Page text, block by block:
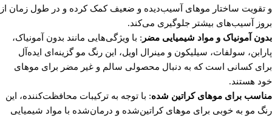
و تقویت ساختار موهای آسیب‌دیده و ضعیف کمک کرده و در طول زمان از
بروز آسیب‌های بیشتر جلوگیری می‌کند.
بدون آمونیاک و مواد شیمیایی مضر : با ویژگی‌هایی مانند بدون آمونیاک،
پارابن، سولفات، سیلیکون و مینرال اویل، این رنگ مو گزینه‌ای ایده‌آل
برای کسانی است که به دنبال محصولی سالم و غیر مضر برای موهای
خود هستند.
مناسب برای موهای کراتین شده: با توجه به ترکیبات محافظت‌کننده، این
رنگ مو به خوبی برای موهای کراتین‌شده و درمان‌شده با مواد شیمیایی